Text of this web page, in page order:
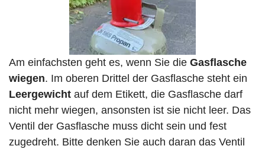
Am einfachsten geht es, wenn Sie die Gasflasche
wiegen. Im oberen Drittel der Gasflasche steht ein
Leergewicht auf dem Etikett, die Gasflasche darf
nicht mehr wiegen, ansonsten ist sie nicht leer. Das
Ventil der Gasflasche muss dicht sein und fest
zugedreht. Bitte denken Sie auch daran das Ventil